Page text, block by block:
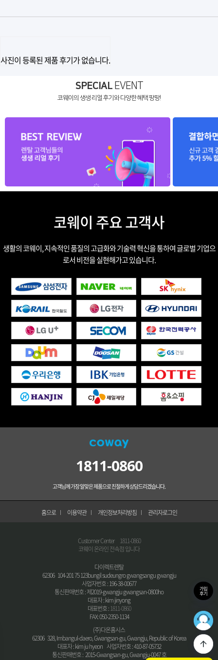
사진이 등록된 제품 후기가 없습니다.
SPECIALEVENT
코웨이의 생생 리얼 후기와 다양한 혜택 팡팡!
코웨이 주요 고객사
생활의 코웨이, 지속적인 품질의 고급화와 기술력 혁신을 통하여 글로벌 기업으
로서 비전을 실현해가고 있습니다.
1811-0860
고객님께 가장 알맞은 제품으로 친절하게 상담드리겠습니다.
홈으로 이용약관 개인정보처리방침 관리자로그인
Customer Center 1811-0860
코웨이 온라인 전속점 입니다
다이렉트렌탈
62306 104-201 75 123bungil sudeungro gwangsangu gwangju
사업자번호 : 196-38-00677
통신판매번호 : 제2019-gwangju gwangsan-0800ho
대표자 : kim jinyong
대표번호 :1811-0860
FAX: 050-2350-1134
(주)다온홈시스
62306 328, Imbangul-daero, Gwangsan-gu, Gwangju, Republic of Korea
대표자 : kim ju hyeon 사업자번호 : 410-87-05732
통신판매번호 : 2015-Gwangsan-gu, Gwangju-0047 호
가입
후기
365
최적